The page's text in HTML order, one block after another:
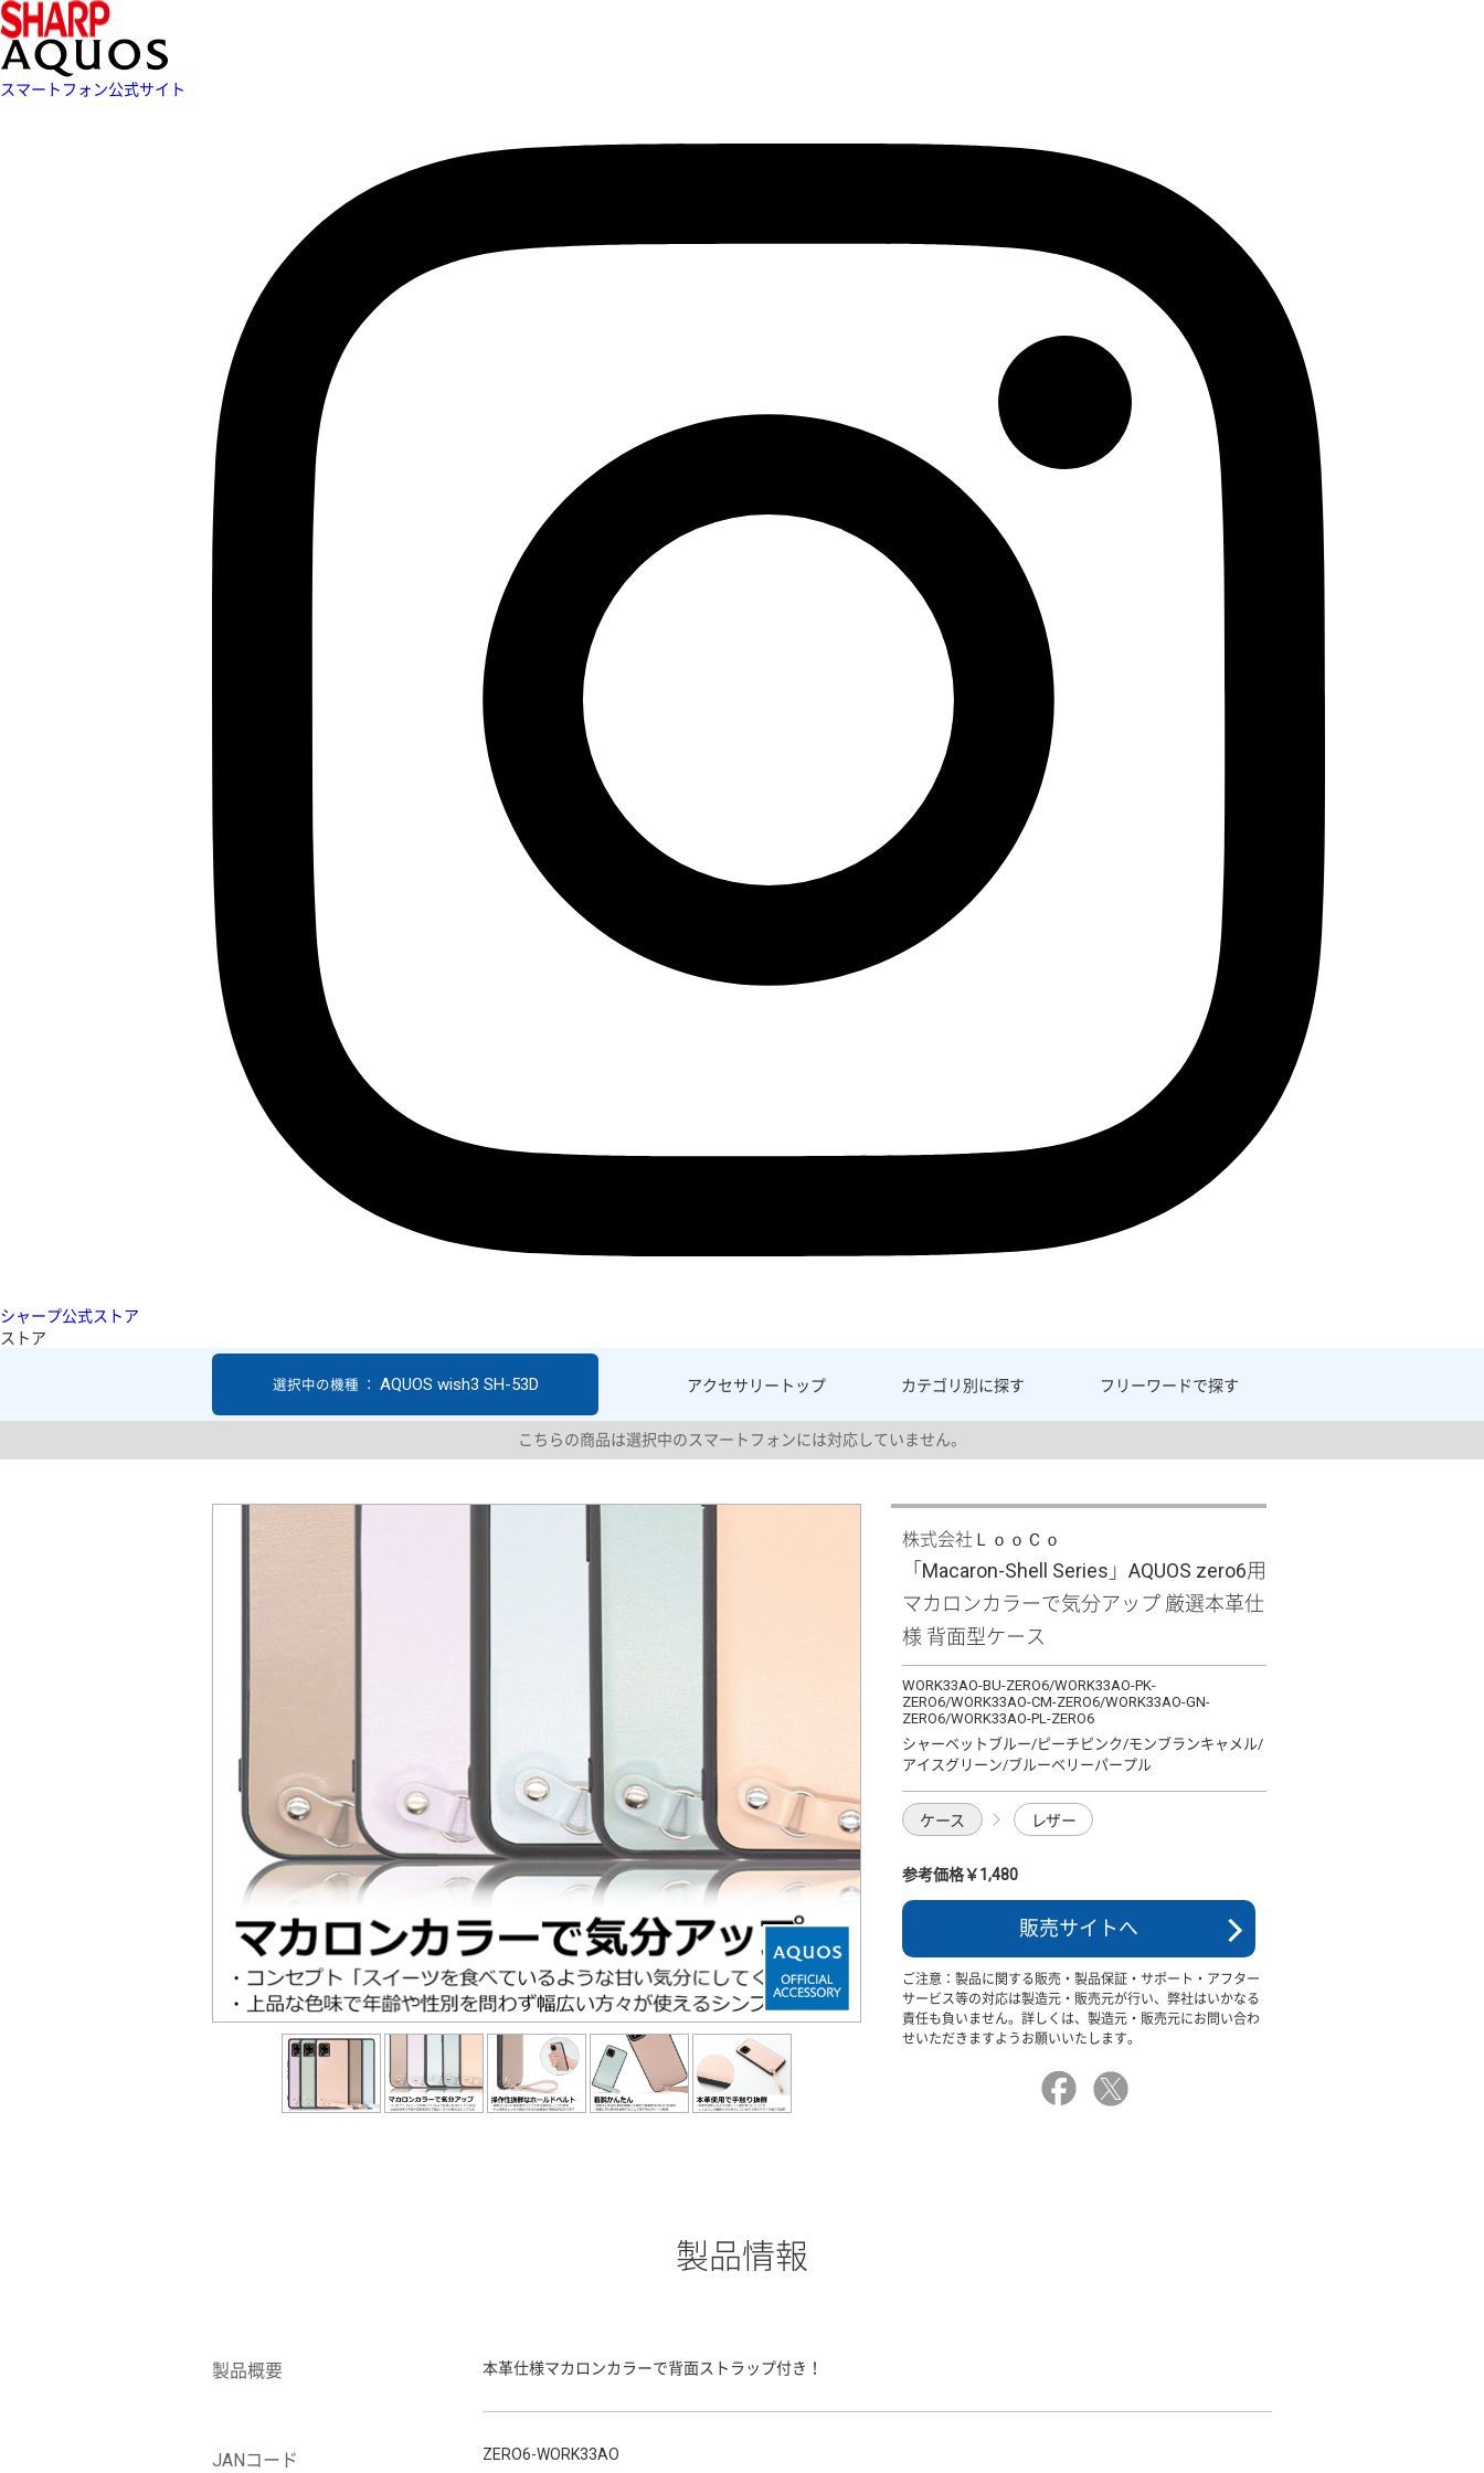
スマートフォン公式サイト
シャープ公式ストア
ストア
アクセサリー トップ カテゴリ別に探す フリーワードで探す
選択中の機種 ： AQUOS wish3 SH-53D
こちらの商品は選択中のスマートフォンには対応していません。
株式会社ＬｏｏＣｏ
「Macaron-Shell Series」AQUOS zero6用
マカロンカラーで気分アップ 厳選本革仕
様 背面型ケース
WORK33AO-BU-ZERO6/WORK33AO-PK-
ZERO6/WORK33AO-CM-ZERO6/WORK33AO-GN-
ZERO6/WORK33AO-PL-ZERO6
シャーベットブルー/ピーチピンク/モンブランキャメル/
アイスグリーン/ブルーベリーパープル
ケース レザー
参考価格￥1,480
販売サイトへ
ご注意：製品に関する販売・製品保証・サポート・アフター
サービス等の対応は製造元・販売元が行い、弊社はいかなる
責任も負いません。詳しくは、製造元・販売元にお問い合わ
せいただきますようお願いいたします。
製品情報
製品概要 本革仕様マカロンカラーで背面ストラップ付き！
JANコード ZERO6-WORK33AO